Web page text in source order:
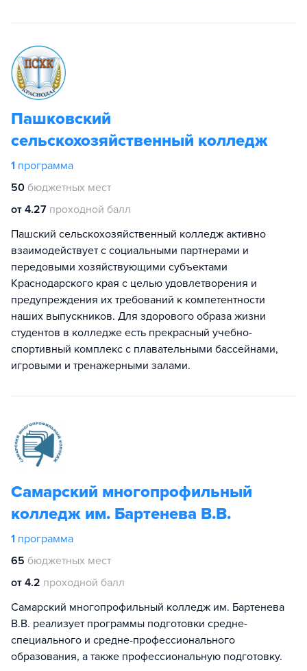
Пашковский
сельскохозяйственный колледж
1 программа
50 бюджетных мест
от 4.27 проходной балл
Пашский сельскохозяйственный колледж активно
взаимодействует с социальными партнерами и
передовыми хозяйствующими субъектами
Краснодарского края с целью удовлетворения и
предупреждения их требований к компетентности
наших выпускников. Для здорового образа жизни
студентов в колледже есть прекрасный учебно-
спортивный комплекс с плавательными бассейнами,
игровыми и тренажерными залами.
Самарский многопрофильный
колледж им. Бартенева В.В.
1 программа
65 бюджетных мест
от 4.2 проходной балл
Самарский многопрофильный колледж им. Бартенева
В.В. реализует программы подготовки средне-
специального и средне-профессионального
образования, а также профессиональную подготовку.